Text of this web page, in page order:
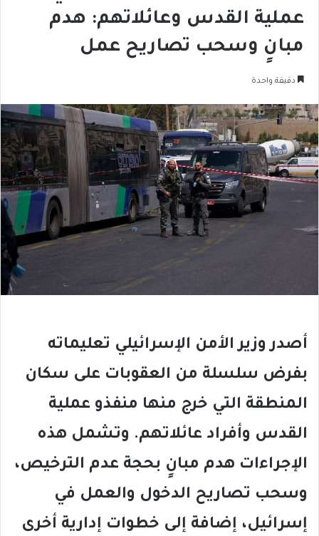
عملية القدس وعائلاتهم: هدم
مبانٍ وسحب تصاريح عمل
دقيقة واحدة
أصدر وزير الأمن الإسرائيلي تعليماته
بفرض سلسلة من العقوبات على سكان
المنطقة التي خرج منها منفذو عملية
القدس وأفراد عائلاتهم. وتشمل هذه
الإجراءات هدم مبانٍ بحجة عدم الترخيص،
وسحب تصاريح الدخول والعمل في
إسرائيل، إضافة إلى خطوات إدارية أخرى